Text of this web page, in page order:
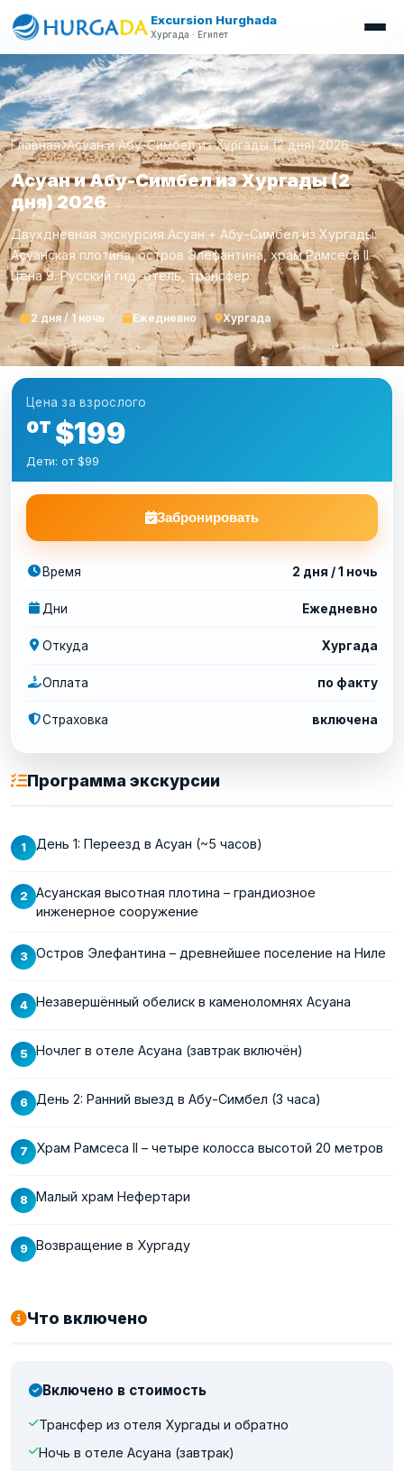
Excursion Hurghada
Хургада · Египет
Главная Асуан и Абу-Симбел из Хургады (2 дня) 2026
Асуан и Абу-Симбел из Хургады (2
дня) 2026
Двухдневная экскурсия Асуан + Абу-Симбел из Хургады:
Асуанская плотина, остров Элефантина, храм Рамсеса II.
Цена 9. Русский гид, отель, трансфер.
2 дня / 1 ночь Ежедневно Хургада
Программа экскурсии
День 1: Переезд в Асуан (~5 часов)
Асуанская высотная плотина – грандиозное
инженерное сооружение
Остров Элефантина – древнейшее поселение на Ниле
Незавершённый обелиск в каменоломнях Асуана
Ночлег в отеле Асуана (завтрак включён)
День 2: Ранний выезд в Абу-Симбел (3 часа)
Храм Рамсеса II – четыре колосса высотой 20 метров
Малый храм Нефертари
Возвращение в Хургаду
Что включено
Включено в стоимость
Трансфер из отеля Хургады и обратно
Ночь в отеле Асуана (завтрак)
Цена за взрослого
от $199
Дети: от $99
Забронировать
Время 2 дня / 1 ночь
Дни Ежедневно
Откуда Хургада
Оплата по факту
Страховка включена